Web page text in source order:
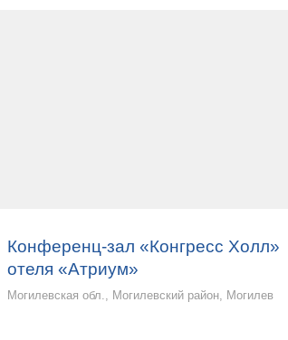
Конференц-зал «Конгресс Холл»
отеля «Атриум»
Могилевская обл., Могилевский район, Могилев